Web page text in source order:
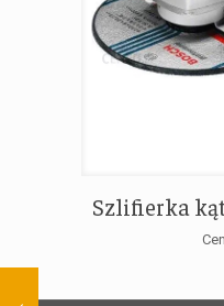
Szlifierka